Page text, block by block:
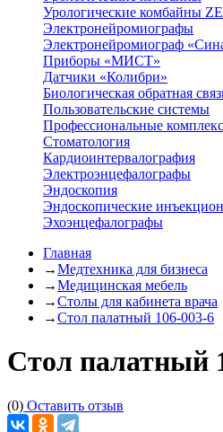
Урологические комбайны
Электронейромиографы
Электронейромиограф
Приборы «МИСТ»
Датчики «Колибри»
Биологическая обратная
Пользовательские системы
Профессиональные
Стоматология
Кардиоинтервалография
Электроэнцефалографы
Эндоскопия
Эндоскопические
Эхоэнцефалографы
Главная
→Медтехника для бизнеса
→Медицинская мебель
→Столы для кабинета врача
→Стол палатный 106-003-6
Стол палатный
(0) Оставить отзыв